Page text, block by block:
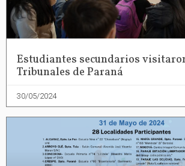
Estudiantes secundarios
Tribunales de Paraná
30/05/2024